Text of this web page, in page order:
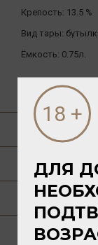
Крепость: 13.5 %
Вид тары:
Ёмкость: 0.75л.
ДРУГИЕ
О ТОВАРЕ
О РЕГИОНЕ
ТЕХНОЛОГИЯ
ПУБЛИКАЦИИ
ДЛЯ